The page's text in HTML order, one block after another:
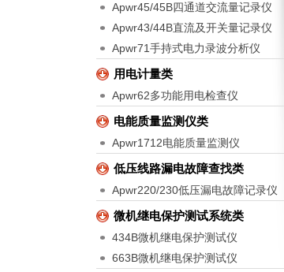
Apwr45/45B四通道交流量记录仪
Apwr43/44B直流及开关量记录仪
Apwr71手持式电力录波分析仪
用电计量类
Apwr62多功能用电检查仪
电能质量监测仪类
Apwr1712电能质量监测仪
低压线路漏电故障查找类
Apwr220/230低压漏电故障记录仪
微机继电保护测试系统类
434B微机继电保护测试仪
663B微机继电保护测试仪